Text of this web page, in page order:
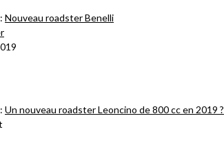
Nouveau roadster Benelli
Un nouveau roadster Leoncino de 800 cc en 2019 ?